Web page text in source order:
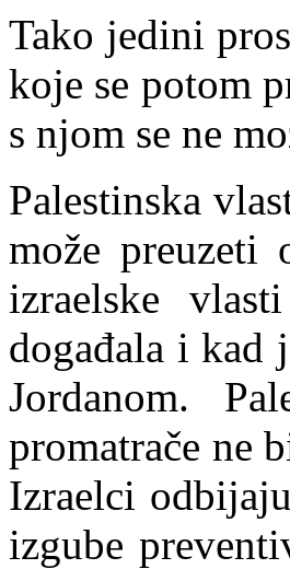
Tako jedini
koje se potom p
s njom se ne
Palestinska
može preuzeti
izraelske
događala i kad
Jordanom.
promatrače ne
Izraelci
izgube